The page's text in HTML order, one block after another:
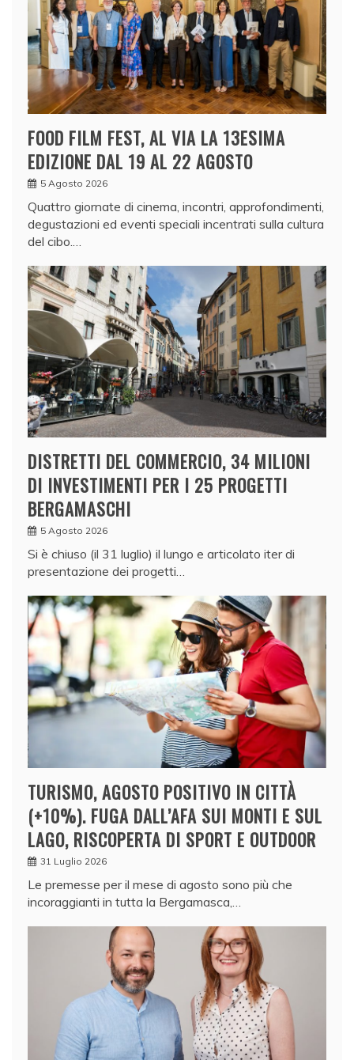
FOOD FILM FEST, AL VIA LA 13ESIMA
EDIZIONE DAL 19 AL 22 AGOSTO
5 Agosto 2026
Quattro giornate di cinema, incontri, approfondimenti,
degustazioni ed eventi speciali incentrati sulla cultura
del cibo.…
DISTRETTI DEL COMMERCIO, 34 MILIONI
DI INVESTIMENTI PER I 25 PROGETTI
BERGAMASCHI
5 Agosto 2026
Si è chiuso (il 31 luglio) il lungo e articolato iter di
presentazione dei progetti…
TURISMO, AGOSTO POSITIVO IN CITTÀ
(+10%). FUGA DALL’AFA SUI MONTI E SUL
LAGO, RISCOPERTA DI SPORT E OUTDOOR
31 Luglio 2026
Le premesse per il mese di agosto sono più che
incoraggianti in tutta la Bergamasca,…